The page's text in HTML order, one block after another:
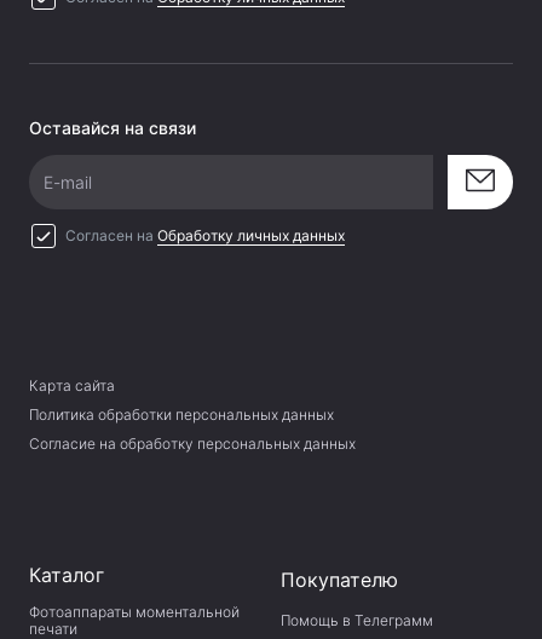
Оставайся на связи
E-mail
Согласен на Обработку личных данных
Карта сайта
Политика обработки персональных данных
Согласие на обработку персональных данных
Каталог
Фотоаппараты моментальной
печати
Покупателю
Помощь в Телеграмм